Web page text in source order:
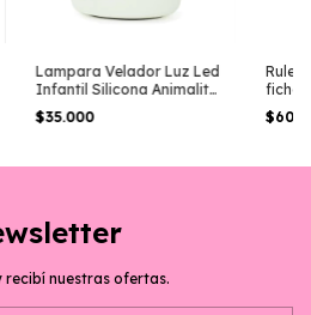
Lampara Velador Luz Led
Infantil Silicona Animalito
Gatito
$35.000
fichas
recibí nuestras ofertas.